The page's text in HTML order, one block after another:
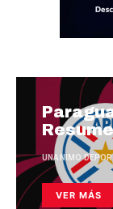
UNANIMO
VER MÁS